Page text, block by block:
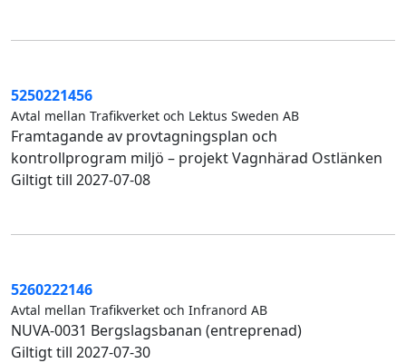
5250221456
Avtal mellan Trafikverket och Lektus Sweden AB
Framtagande av provtagningsplan och
kontrollprogram miljö – projekt Vagnhärad Ostlänken
Giltigt till 2027-07-08
5260222146
Avtal mellan Trafikverket och Infranord AB
NUVA-0031 Bergslagsbanan (entreprenad)
Giltigt till 2027-07-30